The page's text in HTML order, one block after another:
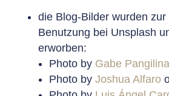
die Blog-Bilder wurden zur
Benutzung bei Unsplash
erworben:
Photo by Gabe
Photo by Joshua Alfaro